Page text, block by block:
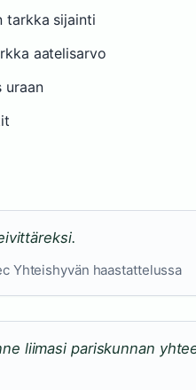
tarkka sijainti
aatelisarvo
uraan
Yhteishyvän haastattelussa
liimasi pariskunnan